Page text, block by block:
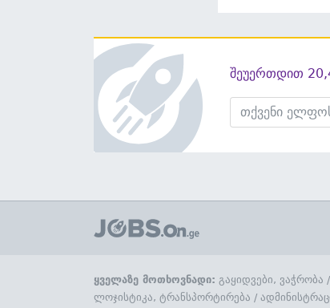
შეუერთდით
ყველაზე მოთხოვნადი: გაყიდვები, ვაჭრობა /
ლოჯისტიკა, ტრანსპორტირება /